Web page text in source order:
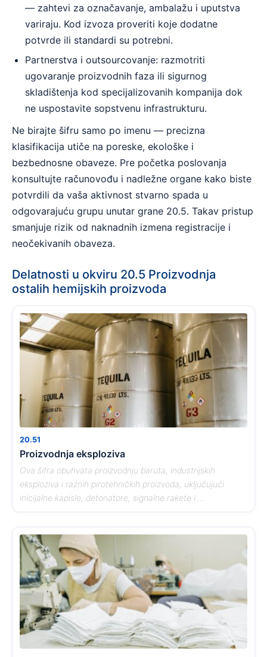
— zahtevi za označavanje, ambalažu i uputstva
variraju. Kod izvoza proveriti koje dodatne
potvrde ili standardi su potrebni.
Partnerstva i outsourcovanje: razmotriti
ugovaranje proizvodnih faza ili sigurnog
skladištenja kod specijalizovanih kompanija dok
ne uspostavite sopstvenu infrastrukturu.
Ne birajte šifru samo po imenu — precizna
klasifikacija utiče na poreske, ekološke i
bezbednosne obaveze. Pre početka poslovanja
konsultujte računovođu i nadležne organe kako biste
potvrdili da vaša aktivnost stvarno spada u
odgovarajuću grupu unutar grane 20.5. Takav pristup
smanjuje rizik od naknadnih izmena registracije i
neočekivanih obaveza.
Delatnosti u okviru 20.5 Proizvodnja
ostalih hemijskih proizvoda
20.51
Proizvodnja eksploziva
Ova šifra obuhvata proizvodnju baruta, industrijskih
eksploziva i raznih pirotehničkih proizvoda, uključujući
inicijalne kapisle, detonatore, signalne rakete i ...